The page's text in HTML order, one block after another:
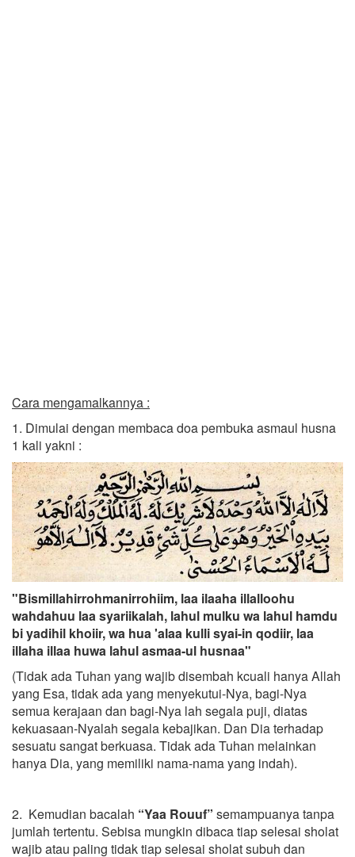
Cara mengamalkannya :
1. Dimulai dengan membaca doa pembuka asmaul husna
1 kali yakni :
"Bismillahirrohmanirrohiim, laa ilaaha illalloohu
wahdahuu laa syariikalah, lahul mulku wa lahul hamdu
bi yadihil khoiir, wa hua 'alaa kulli syai-in qodiir, laa
illaha illaa huwa lahul asmaa-ul husnaa"
(Tidak ada Tuhan yang wajib disembah kcuali hanya Allah
yang Esa, tidak ada yang menyekutui-Nya, bagi-Nya
semua kerajaan dan bagi-Nya lah segala puji, diatas
kekuasaan-Nyalah segala kebajikan. Dan Dia terhadap
sesuatu sangat berkuasa. Tidak ada Tuhan melainkan
hanya Dia, yang memiliki nama-nama yang indah).
2. Kemudian bacalah “Yaa Rouuf” semampuanya tanpa
jumlah tertentu. Sebisa mungkin dibaca tiap selesai sholat
wajib atau paling tidak tiap selesai sholat subuh dan